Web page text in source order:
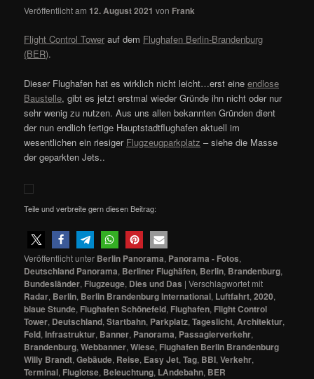
Veröffentlicht am 12. August 2021 von Frank
Flight Control Tower auf dem Flughafen Berlin-Brandenburg
(BER).
Dieser Flughafen hat es wirklich nicht leicht…erst eineendlose
Baustelle, gibt es jetzt erstmal wieder Gründe ihn nicht oder nur
sehr wenig zu nutzen. Aus uns allen bekannten Gründen dient
der nun endlich fertige Hauptstadtflughafen aktuell im
wesentlichen ein riesiger Flugzeugparkplatz – siehe die Masse
der geparkten Jets..
Teile und verbreite gern diesen Beitrag:
Veröffentlicht unter Berlin Panorama, Panorama - Fotos,
Deutschland Panorama, Berliner Flughäfen, Berlin, Brandenburg,
Bundesländer, Flugzeuge, Dies und Das |Verschlagwortet mit
Radar, Berlin, Berlin Brandenburg International, Luftfahrt,2020,
blaue Stunde, Flughafen Schönefeld, Flughafen, Flight Control
Tower, Deutschland,Startbahn, Parkplatz,Tageslicht, Architektur,
Feld,Infrastruktur, Banner, Panorama, Passagierverkehr,
Brandenburg,Webbanner,Wiese, Flughafen Berlin Brandenburg
Willy Brandt,Gebäude, Reise, Easy Jet,Tag, BBI,Verkehr,
Terminal, Fluglotse, Beleuchtung, LAndebahn, BER